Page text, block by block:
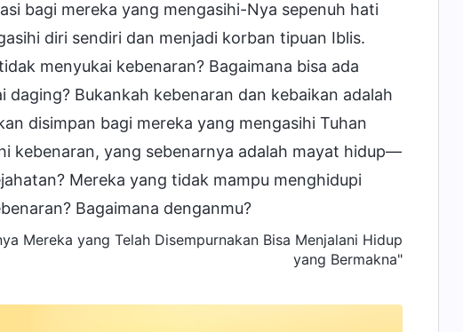
bagi mereka yang mengasihi-Nya sepenuh hati
diri sendiri dan menjadi korban tipuan Iblis.
menyukai kebenaran? Bagaimana bisa ada
Bukankah kebenaran dan kebaikan adalah
disimpan bagi mereka yang mengasihi Tuhan
kebenaran, yang sebenarnya adalah mayat hidup—
Mereka yang tidak mampu menghidupi
Bagaimana denganmu?
Mereka yang Telah Disempurnakan Bisa Menjalani Hidup
yang Bermakna"